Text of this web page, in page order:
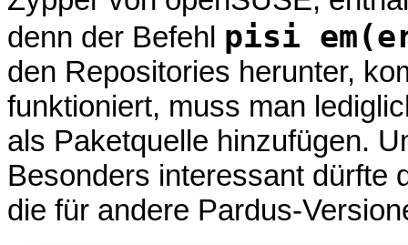
denn der Befehl pisi
den Repositories herunter,
funktioniert, muss man
als Paketquelle hinzufügen.
Besonders interessant dürfte
die für andere Pardus-